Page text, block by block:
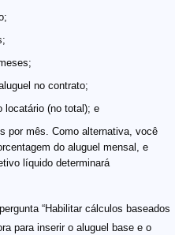
no contrato;
locatário (no total); e
por mês. Como alternativa, você
do aluguel mensal, e
líquido determinará
“Habilitar cálculos baseados
para inserir o aluguel base e o